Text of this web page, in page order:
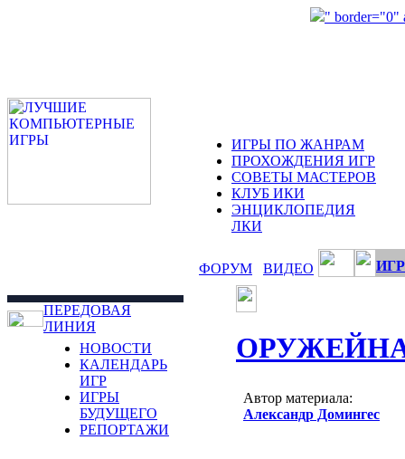
" border="0"
ИГРЫ ПО ЖАНРАМ
ПРОХОЖДЕНИЯ ИГР
СОВЕТЫ МАСТЕРОВ
КЛУБ ИКИ
ЭНЦИКЛОПЕДИЯ
ЛКИ
ФОРУМ ВИДЕО
ПЕРЕДОВАЯ
ЛИНИЯ
НОВОСТИ
КАЛЕНДАРЬ
ИГР
ИГРЫ
БУДУЩЕГО
РЕПОРТАЖИ
Автор материала:
Александр Домингес